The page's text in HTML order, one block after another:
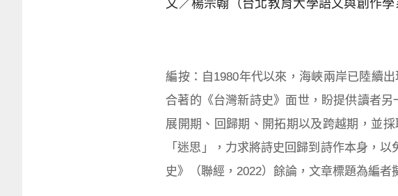
文／楊宗翰（台北教育大學語文與創作學
編按：自1980年代以來，海峽兩岸已陸續
合著的《台灣新詩史》面世，盼提供讀者
展開期、回歸期、開拓期以及跨越期，並
「迷思」，力求將詩史回歸到詩作本身，
史》（聯經，2022）餘論，文章標題為編者